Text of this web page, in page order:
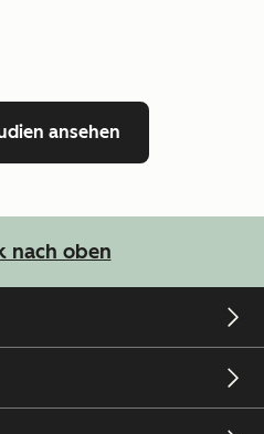
ansehen
nach oben